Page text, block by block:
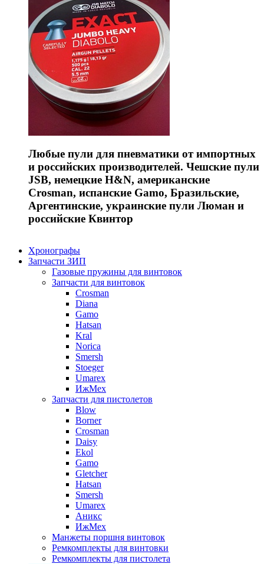
Любые пули для пневматики от импортных
и российских производителей. Чешские пули
JSB, немецкие H&N, американские
Crosman, испанские Gamo, Бразильские,
Аргентинские, украинские пули Люман и
российские Квинтор
Хронографы
Запчасти ЗИП
Газовые пружины для винтовок
Запчасти для винтовок
Crosman
Diana
Gamo
Hatsan
Kral
Norica
Smersh
Stoeger
Umarex
ИжМех
Запчасти для пистолетов
Blow
Borner
Crosman
Daisy
Ekol
Gamo
Gletcher
Hatsan
Smersh
Umarex
Аникс
ИжМех
Манжеты поршня винтовок
Ремкомплекты для винтовки
Ремкомплекты для пистолета